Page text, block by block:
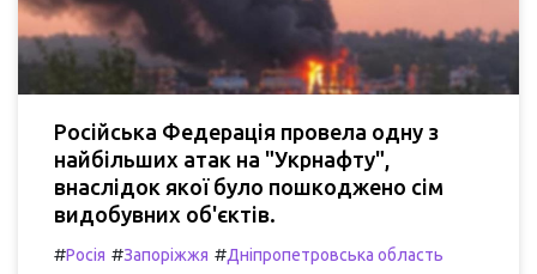
Російська Федерація провела одну з
найбільших атак на "Укрнафту",
внаслідок якої було пошкоджено сім
видобувних об'єктів.
#Росія #Запоріжжя #Дніпропетровська область